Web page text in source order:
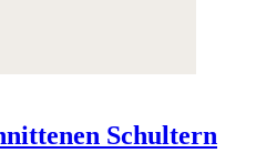
Schultern